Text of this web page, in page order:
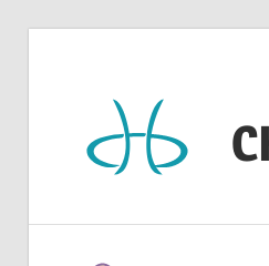
Reiseblog